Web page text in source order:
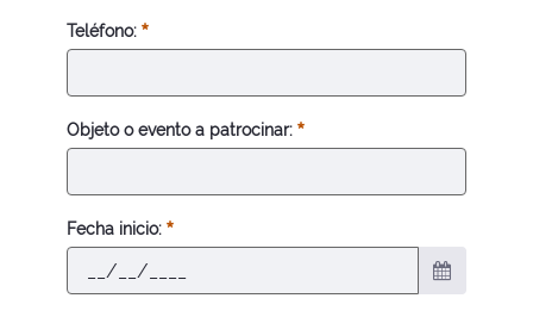
Teléfono:
Objeto o evento a patrocinar:
Fecha inicio: